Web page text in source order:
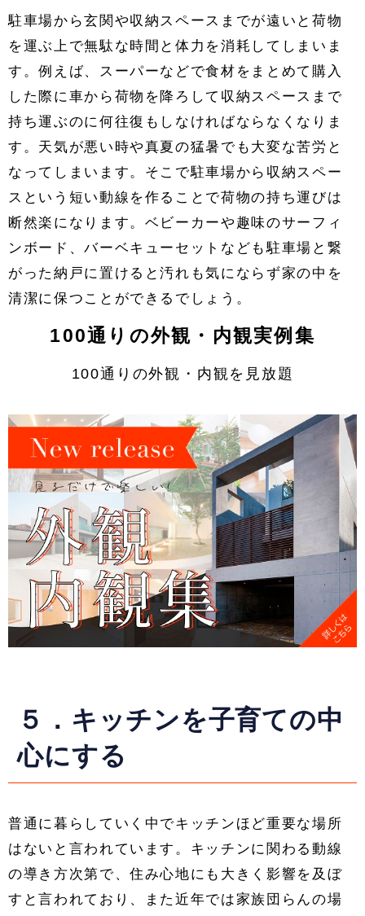
駐車場から玄関や収納スペースまでが遠いと荷物
を運ぶ上で無駄な時間と体力を消耗してしまいま
す。例えば、スーパーなどで食材をまとめて購入
した際に車から荷物を降ろして収納スペースまで
持ち運ぶのに何往復もしなければならなくなりま
す。天気が悪い時や真夏の猛暑でも大変な苦労と
なってしまいます。そこで駐車場から収納スペー
スという短い動線を作ることで荷物の持ち運びは
断然楽になります。ベビーカーや趣味のサーフィ
ンボード、バーベキューセットなども駐車場と繋
がった納戸に置けると汚れも気にならず家の中を
清潔に保つことができるでしょう。
100通りの外観・内観実例集
100通りの外観・内観を見放題
５．キッチンを子育ての中
心にする
普通に暮らしていく中でキッチンほど重要な場所
はないと言われています。キッチンに関わる動線
の導き方次第で、住み心地にも大きく影響を及ぼ
すと言われており、また近年では家族団らんの場